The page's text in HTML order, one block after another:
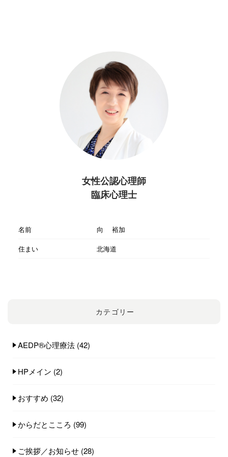
女性公認心理師
臨床心理士
名前
向 裕加
住まい
北海道
カテゴリー
AEDP®︎心理療法 (42)
HPメイン (2)
おすすめ (32)
からだとこころ (99)
ご挨拶／お知らせ (28)